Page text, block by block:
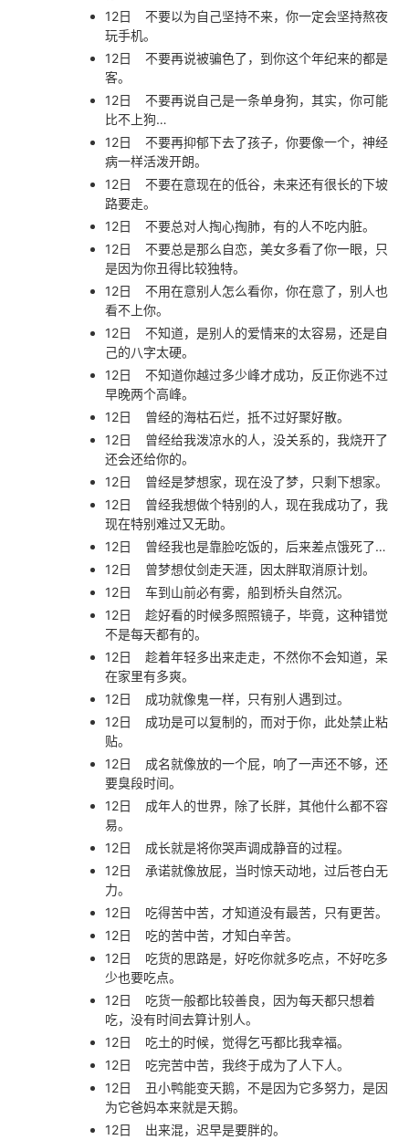
12日
不要以为自己坚持不来，你一定会坚持熬夜
玩手机。
12日
不要再说被骗色了，到你这个年纪来的都是
客。
12日
不要再说自己是一条单身狗，其实，你可能
比不上狗…
12日
不要再抑郁下去了孩子，你要像一个，神经
病一样活泼开朗。
12日
不要在意现在的低谷，未来还有很长的下坡
路要走。
12日
不要总对人掏心掏肺，有的人不吃内脏。
12日
不要总是那么自恋，美女多看了你一眼，只
是因为你丑得比较独特。
12日
不用在意别人怎么看你，你在意了，别人也
看不上你。
12日
不知道，是别人的爱情来的太容易，还是自
己的八字太硬。
12日
不知道你越过多少峰才成功，反正你逃不过
早晚两个高峰。
12日
曾经的海枯石烂，抵不过好聚好散。
12日
曾经给我泼凉水的人，没关系的，我烧开了
还会还给你的。
12日
曾经是梦想家，现在没了梦，只剩下想家。
12日
曾经我想做个特别的人，现在我成功了，我
现在特别难过又无助。
12日
曾经我也是靠脸吃饭的，后来差点饿死了…
12日
曾梦想仗剑走天涯，因太胖取消原计划。
12日
车到山前必有雾，船到桥头自然沉。
12日
趁好看的时候多照照镜子，毕竟，这种错觉
不是每天都有的。
12日
趁着年轻多出来走走，不然你不会知道，呆
在家里有多爽。
12日
成功就像鬼一样，只有别人遇到过。
12日
成功是可以复制的，而对于你，此处禁止粘
贴。
12日
成名就像放的一个屁，响了一声还不够，还
要臭段时间。
12日
成年人的世界，除了长胖，其他什么都不容
易。
12日
成长就是将你哭声调成静音的过程。
12日
承诺就像放屁，当时惊天动地，过后苍白无
力。
12日
吃得苦中苦，才知道没有最苦，只有更苦。
12日
吃的苦中苦，才知白辛苦。
12日
吃货的思路是，好吃你就多吃点，不好吃多
少也要吃点。
12日
吃货一般都比较善良，因为每天都只想着
吃，没有时间去算计别人。
12日
吃土的时候，觉得乞丐都比我幸福。
12日
吃完苦中苦，我终于成为了人下人。
12日
丑小鸭能变天鹅，不是因为它多努力，是因
为它爸妈本来就是天鹅。
12日
出来混，迟早是要胖的。